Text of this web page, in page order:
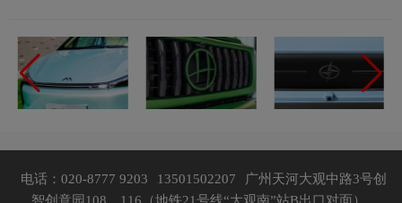
电话：020-8777 9203 13501502207
广州天河大观中路3号创